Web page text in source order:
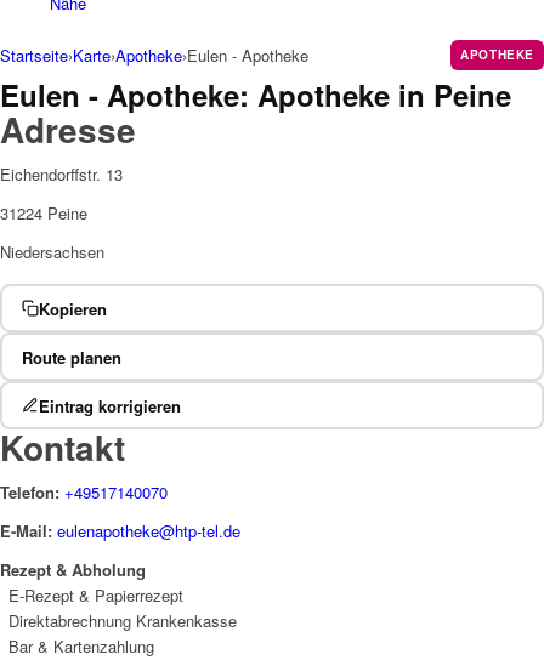
Startseite›Karte›Apotheke›Eulen - Apotheke APOTHEKE
Eulen - Apotheke: Apotheke in Peine
Adresse
Eichendorffstr. 13
31224 Peine
Niedersachsen
Kopieren
Route planen
Eintrag korrigieren
Kontakt
Telefon: +49517140070
E-Mail: eulenapotheke@htp-tel.de
Rezept & Abholung
E-Rezept & Papierrezept
Direktabrechnung Krankenkasse
Bar & Kartenzahlung